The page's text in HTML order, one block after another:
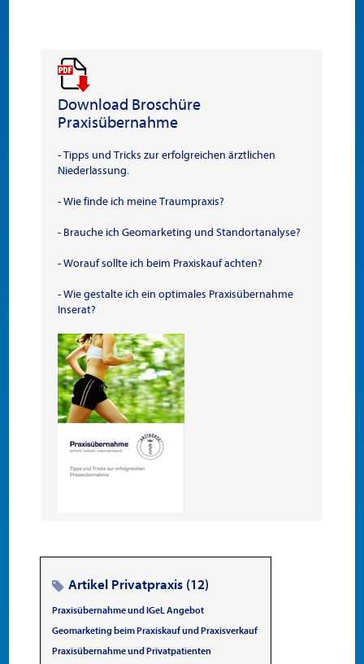
Download Broschüre
Praxisübernahme
- Tipps und Tricks zur erfolgreichen ärztlichen
Niederlassung.
- Wie finde ich meine Traumpraxis?
- Brauche ich Geomarketing und Standortanalyse?
- Worauf sollte ich beim Praxiskauf achten?
- Wie gestalte ich ein optimales Praxisübernahme
Inserat?
Artikel Privatpraxis (12)
Praxisübernahme und IGeL Angebot
Geomarketing beim Praxiskauf und Praxisverkauf
Praxisübernahme und Privatpatienten